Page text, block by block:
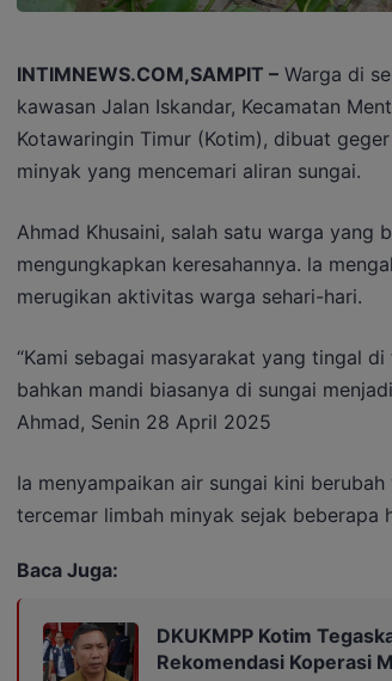
INTIMNEWS.COM,SAMPIT –Warga di
kawasan Jalan Iskandar, Kecamatan
Kotawaringin Timur (Kotim), dibuat
minyak yang mencemari aliran sungai.
Ahmad Khusaini, salah satu warga yang
mengungkapkan keresahannya. la
merugikan aktivitas warga sehari-hari.
“Kami sebagai masyarakat yang tingal
bahkan mandi biasanya di sungai
Ahmad, Senin 28 April 2025
Ia menyampaikan air sungai kini
tercemar limbah minyak sejak beberapa
Baca Juga:
DKUKMPP Kotim
Rekomendasi Koperasi